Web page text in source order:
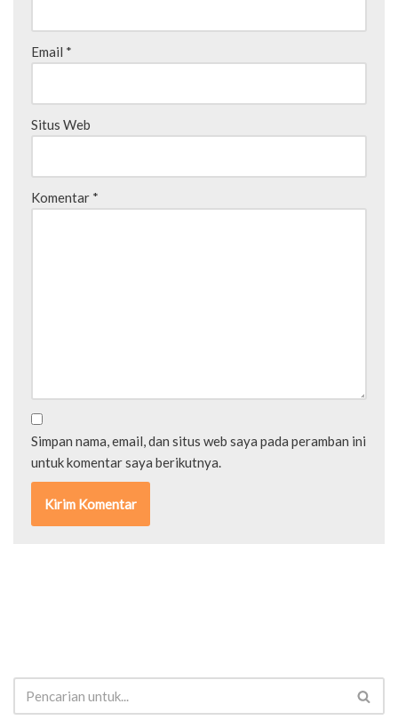
Email *
Situs Web
Komentar *
Simpan nama, email, dan situs web saya pada peramban ini
untuk komentar saya berikutnya.